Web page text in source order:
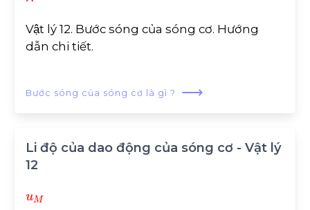
Vật lý 12. Bước sóng của sóng cơ. Hướng
dẫn chi tiết.
Bước sóng của sóng cơ là gì ? ⟶
Li độ của dao động của sóng cơ - Vật lý
12